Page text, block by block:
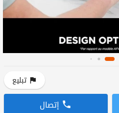
تبليع
إتصال